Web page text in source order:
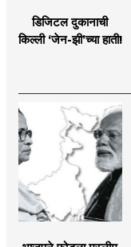
डिजिटल दुकानाची
किल्ली ‘जेन-झी’च्या हाती!